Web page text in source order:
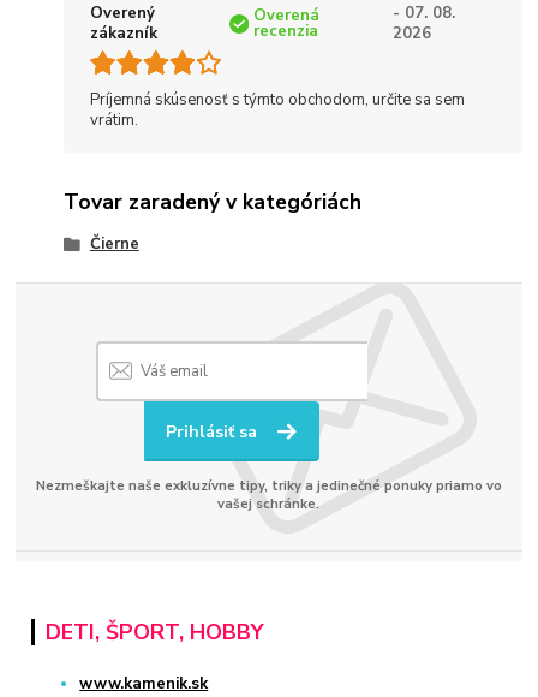
Overený
zákazník
Overená
recenzia
- 07. 08.
2026
Príjemná skúsenosť s týmto obchodom, určite sa sem
vrátim.
Tovar zaradený v kategóriách
Čierne
Prihlásiť sa
Nezmeškajte naše exkluzívne tipy, triky a jedinečné ponuky priamo vo
vašej schránke.
DETI, ŠPORT, HOBBY
www.kamenik.sk